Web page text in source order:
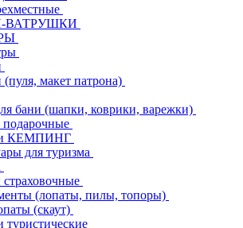
ВАТРУШКИ
(пуля, макет патрона)
бани (шапки, коврики, варежки)
КЕМПИНГ
для туризма
(лопаты, пилы, топоры)
(скаут)
туристические